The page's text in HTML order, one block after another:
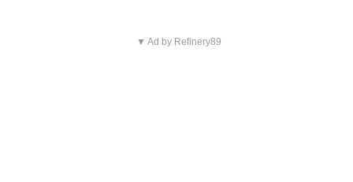
▼ Ad by Refinery89